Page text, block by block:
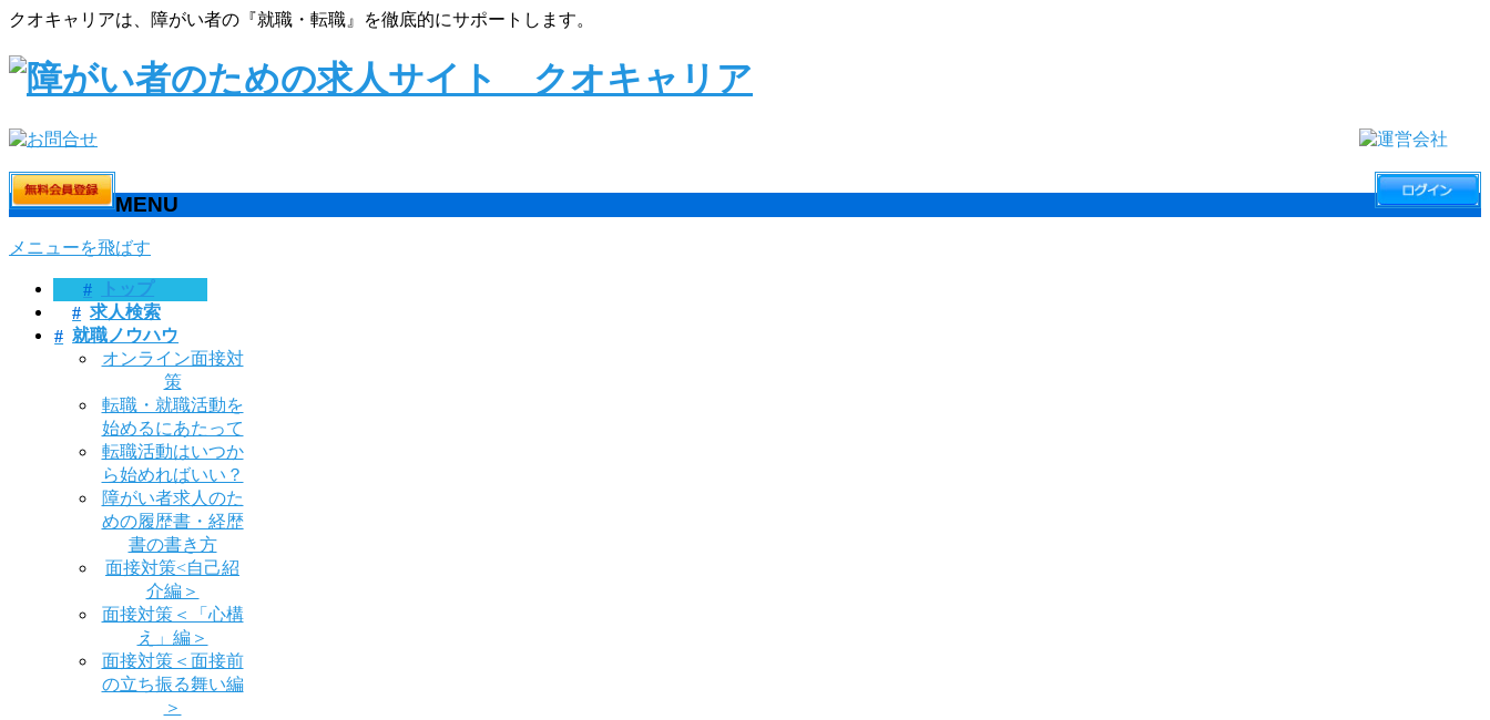
クオキャリアは、障がい者の『就職・転職』を徹底的にサポートします。
MENU
メニューを飛ばす
トップ
求人検索
就職ノウハウ
オンライン面接対
策
転職・就職活動を
始めるにあたって
転職活動はいつか
ら始めればいい？
障がい者求人のた
めの履歴書・経歴
書の書き方
面接対策<自己紹
介編＞
面接対策＜「心構
え」編＞
面接対策＜面接前
の立ち振る舞い編
＞